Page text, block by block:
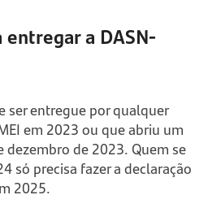
a DASN-
ser entregue por qualquer
em 2023 ou que abriu um
dezembro de 2023. Quem se
só precisa fazer a declaração
2025.